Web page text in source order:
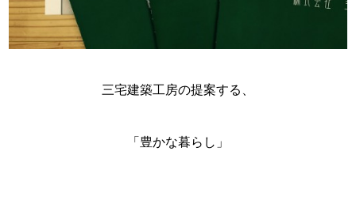
三宅建築工房の提案する、
「豊かな暮らし」